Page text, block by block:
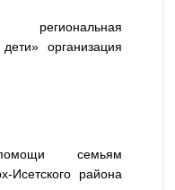
организация
семьям
района